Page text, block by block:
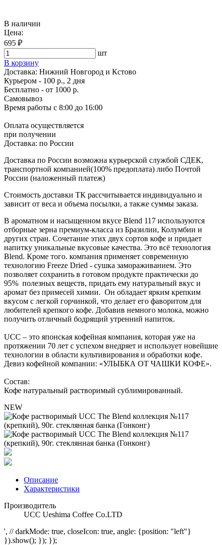
В наличии
Цена:
695 ₽
шт
В корзину
Доставка: Нижний Новгород и Кстово
Курьером - 100 р., 2 дня
Бесплатно - от 1000 р.
Самовывоз
Время работы с 8:00 до 16:00
Оплата осуществляется
при получении
Доставка: по России
Доставка по России возможна курьерской службой СДЕК,
транспортной компанией(100% предоплата) либо Почтой
России (наложенный платеж)
Стоимость доставки ТК рассчитывается индивидуально и
зависит от веса и объема посылки, а также суммы заказа.
В ароматном и насыщенном вкусе Blend 117 используются
отборные зерна премиум-класса из Бразилии, Колумбии и
других стран. Сочетание этих двух сортов кофе и придает
напитку уникальные вкусовые качества. Это всё технология
Blend. Кроме того. компания применяет современную
технологию Freeze Dried - сушка замораживанием. Это
позволяет сохранить в готовом продукте практически до
95% полезных веществ, придать ему натуральный вкус и
аромат без примесей химии. Он обладает ярким крепким
вкусом с легкой горчинкой, что делает его фаворитом для
любителей крепкого кофе. Добавив немного молока, можно
получить отличный бодрящий утренний напиток.
UCC – это японская кофейная компания, которая уже на
протяжении 70 лет с успехом внедряет и использует новейшие
технологии в области культивирования и обработки кофе.
Девиз кофейной компании: «УЛЫБКА ОТ ЧАШКИ КОФЕ».
Состав:
Кофе натуральный растворимый сублимированный.
NEW
Описание
Характеристики
Производитель
UCC Ueshima Coffee Co.LTD
', // darkMode: true, closeIcon: true, angle: {position: "left"}
}).show(); }); });